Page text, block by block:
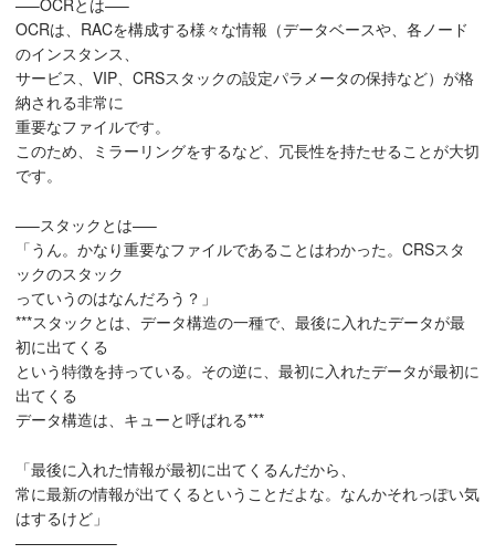
—–OCRとは—–
OCRは、RACを構成する様々な情報（データベースや、各ノード
のインスタンス、
サービス、VIP、CRSスタックの設定パラメータの保持など）が格
納される非常に
重要なファイルです。
このため、ミラーリングをするなど、冗長性を持たせることが大切
です。
—–スタックとは—–
「うん。かなり重要なファイルであることはわかった。CRSスタ
ックのスタック
っていうのはなんだろう？」
***スタックとは、データ構造の一種で、最後に入れたデータが最
初に出てくる
という特徴を持っている。その逆に、最初に入れたデータが最初に
出てくる
データ構造は、キューと呼ばれる***
「最後に入れた情報が最初に出てくるんだから、
常に最新の情報が出てくるということだよな。なんかそれっぽい気
はするけど」
——————–